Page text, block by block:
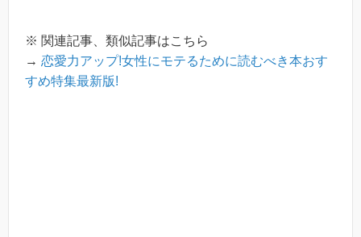
※ 関連記事、類似記事はこちら
→ 恋愛力アップ!女性にモテるために読むべき本おす
すめ特集最新版!